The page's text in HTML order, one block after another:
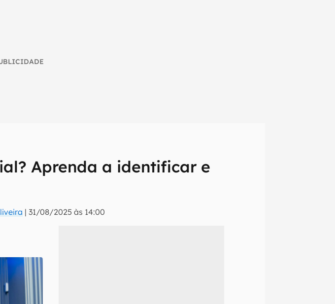
Aprenda a identificar e
|31/08/2025 às 14:00
e reviews sobre tecnologia em primeira
se
de Uso e Política de Privacidade do Canaltech.